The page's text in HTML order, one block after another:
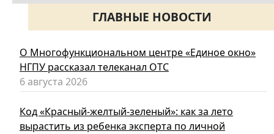
ГЛАВНЫЕ НОВОСТИ
О Многофункциональном центре «Единое окно»
НГПУ рассказал телеканал ОТС
6 августа 2026
Код «Красный-желтый-зеленый»: как за лето
вырастить из ребенка эксперта по личной